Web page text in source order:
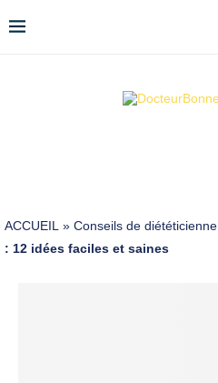
ACCUEIL » Conseils de diététicienne
: 12 idées faciles et saines